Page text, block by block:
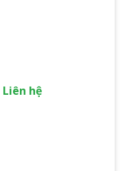
Liên hệ